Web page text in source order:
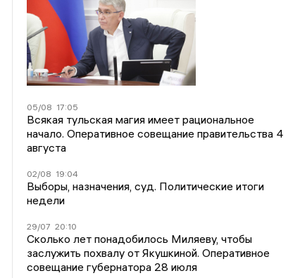
05/08 17:05
Всякая тульская магия имеет рациональное
начало. Оперативное совещание правительства 4
августа
02/08 19:04
Выборы, назначения, суд. Политические итоги
недели
29/07 20:10
Сколько лет понадобилось Миляеву, чтобы
заслужить похвалу от Якушкиной. Оперативное
совещание губернатора 28 июля